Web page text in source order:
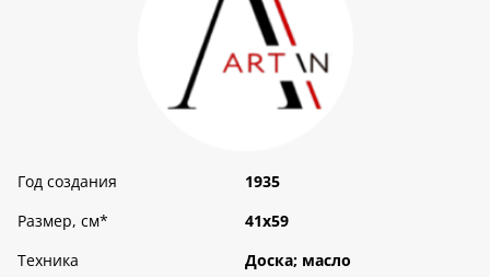
Год создания
1935
Размер, см*
41х59
Техника
Доска; масло